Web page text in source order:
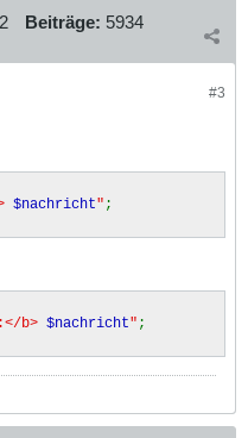
Beiträge: 5934
#3
$nachricht" ;
b> $nachricht" ;